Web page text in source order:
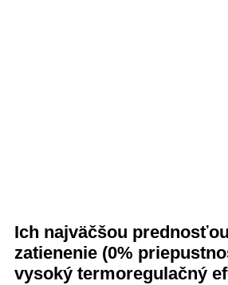
Ich najväčšou
zatienenie (0%
vysoký termoregulačný